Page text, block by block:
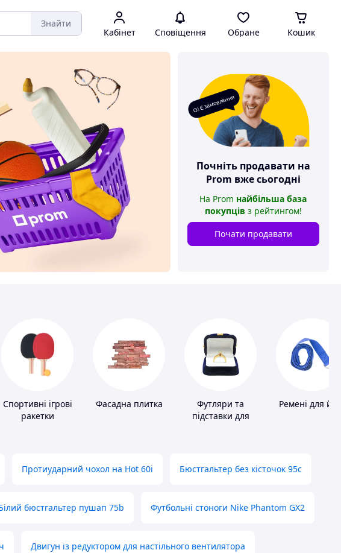
Знайти
Кабінет Сповіщення Обране Кошик
О! Є замовлення
Почніть продавати на
Prom вже сьогодні
На Prom найбільша база
покупців з рейтингом!
Почати продавати
Спортивні ігрові
ракетки
Фасадна плитка
Футляри та
підставки для
Ремені для
Протиударний чохол на Hot 60i Бюстгальтер без кісточок 95с
бюстгальтер пушап 75b Футбольні стоноги Nike Phantom GX2
Двигун із редуктором для настільного вентилятора